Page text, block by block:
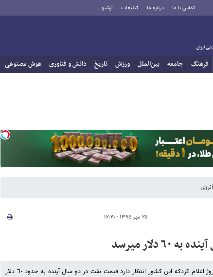
تماس با ما درباره ما تبلیغات آرشیو
فرهنگ جامعه بین‌الملل ورزش تاریخ دانش و فناوری هوش مصنوعی
انرژی
۲۵ مهر ۱۳۹۵ - ۱۲:۴۱
میزان نوشت: وزیر نفت و انرژی نروژ اعلام کردکه این کشور انتظار دارد قیمت نفت در دو سال آینده به حدود ٦٠ دلار